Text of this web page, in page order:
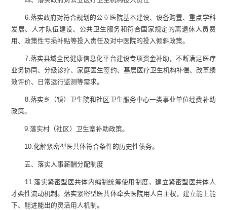
6.落实政府对符合规划的公立医院基本建设、设备购置、重点学科
发展、人才队伍建设、公共卫生服务和符合国家规定 的离退休人员费
用、政策性亏损补贴等投入责任及对中医院的投入倾斜政策。
7.落实县域全民健康信息化平台建设专项资金补助，不断满足医疗
业务协同、分级诊疗、家庭医生签约、基层医疗卫生机构补偿、改革绩
效评价、日常运行监测等需求。
8.落实乡（镇）卫生院和社区卫生服务中心一类事业单位经费补助
政策。
9.落实村 （社区） 卫生室补助政策。
10.化解紧密型医共体符合条件的历史性债务。
五、落实人事薪酬分配制度
11.落实紧密型医共体内编制统筹使用制度，建立紧密型医共体人
才柔性流动机制。落实紧密型医共体牵头医院用人自主权，建立能上能
下、能进能出的灵活用人机制。